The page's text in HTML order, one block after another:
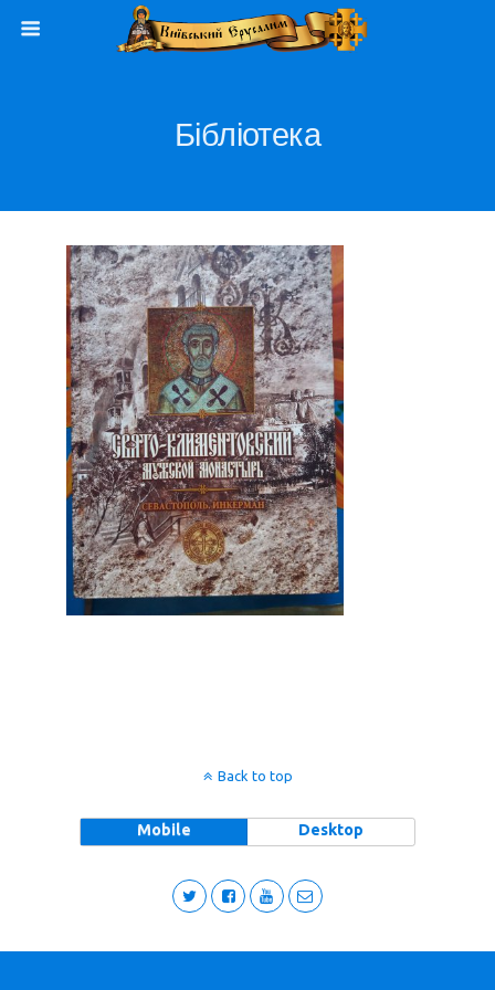
Бібліотека
Back to top
Mobile Desktop